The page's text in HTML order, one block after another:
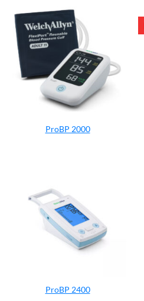
ProBP 2000
ProBP 2400